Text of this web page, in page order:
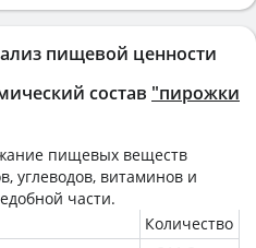
пищевой ценности
состав "пирожки
пищевых веществ
углеводов, витаминов и
части.
Количество